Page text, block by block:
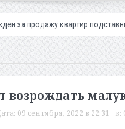
квартир подставным
возрождать
09 сентября, 2022 в 22:31 в: